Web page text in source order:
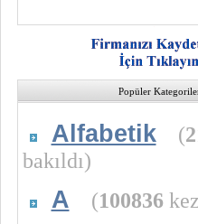
Popüler
Alfabetik (
bakıldı)
A (100836